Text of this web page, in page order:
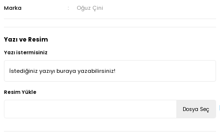
Marka
Oğuz Çini
Yazı ve Resim
Yazı istermisiniz
Resim Yükle
Dosya Seç